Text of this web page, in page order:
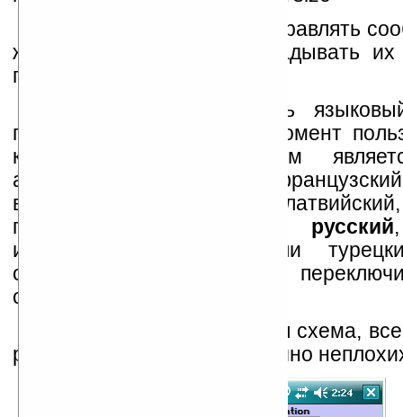
— отправлять
же на сервер, а не откладывать их
папку.
— изменить
программы. На текущий момент
которых родным языком
английский, финский,
венгерский, итальянский,
польский, португальский, русский
испанский, шведский или
облегчением вздохнуть и
схему на нужный им язык.
— цветовая схема,
различных палитр, достаточно